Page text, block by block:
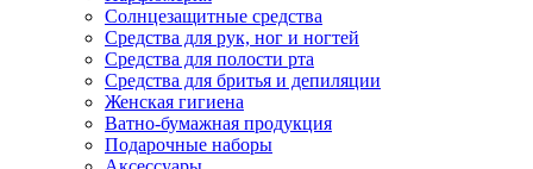
Солнцезащитные средства
Средства для рук, ног и ногтей
Средства для полости рта
Средства для бритья и депиляции
Женская гигиена
Ватно-бумажная продукция
Подарочные наборы